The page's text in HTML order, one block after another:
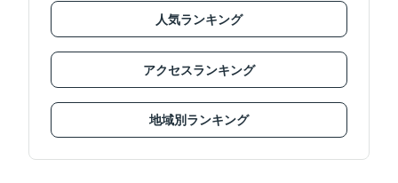
人気ランキング
アクセスランキング
地域別ランキング